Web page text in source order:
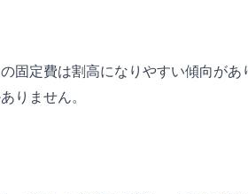
固定費は割高になりやすい傾向が
りません。